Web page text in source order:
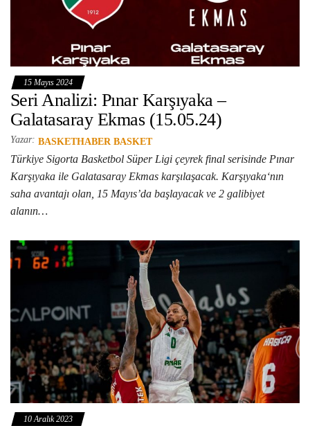
15 Mayıs 2024
Seri Analizi: Pınar Karşıyaka –
Galatasaray Ekmas (15.05.24)
Yazar: BASKETHABER BASKET
Türkiye Sigorta Basketbol Süper Ligi çeyrek final serisinde Pınar
Karşıyaka ile Galatasaray Ekmas karşılaşacak. Karşıyaka‘nın
saha avantajı olan, 15 Mayıs’da başlayacak ve 2 galibiyet
alanın…
10 Aralık 2023